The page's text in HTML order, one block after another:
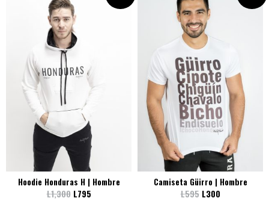
Hoodie Honduras H | Hombre
L1,300 L795
Camiseta Güirro | Hombre
L595 L300